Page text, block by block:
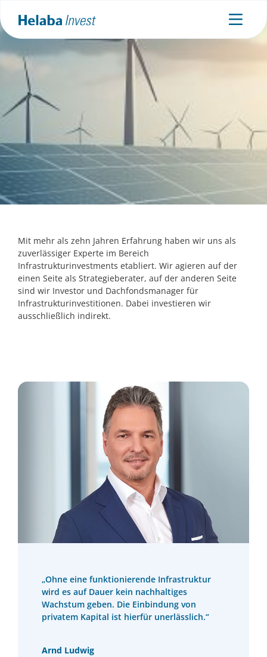
Attraktive Kombination aus Stabilität, langfristigem
Wachstumspotenzial und Diversifikation
Mit mehr als zehn Jahren Erfahrung haben wir uns als
zuverlässiger Experte im Bereich
Infrastrukturinvestments etabliert. Wir agieren auf der
einen Seite als Strategieberater, auf der anderen Seite
sind wir Investor und Dachfondsmanager für
Infrastrukturinvestitionen. Dabei investieren wir
ausschließlich indirekt.
„Ohne eine funktionierende Infrastruktur
wird es auf Dauer kein nachhaltiges
Wachstum geben. Die Einbindung von
privatem Kapital ist hierfür unerlässlich.“
Arnd Ludwig